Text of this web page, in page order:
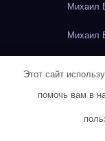
Михаил
Михаил
Михаил
Михаил
Этот сайт
помочь вам в